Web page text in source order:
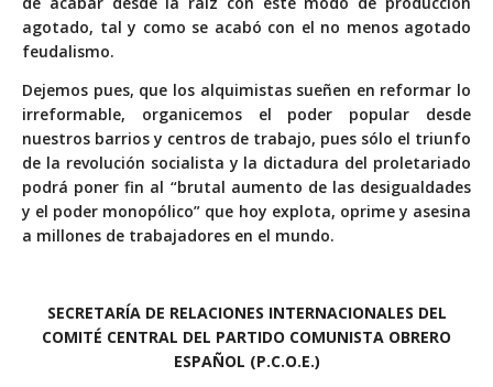
agotado, tal y como se acabó con el no menos agotado
feudalismo.
Dejemos pues, que los alquimistas sueñen en reformar lo
irreformable, organicemos el poder popular desde
nuestros barrios y centros de trabajo, pues sólo el triunfo
de la revolución socialista y la dictadura del proletariado
podrá poner fin al “brutal aumento de las desigualdades
y el poder monopólico” que hoy explota, oprime y asesina
a millones de trabajadores en el mundo.
SECRETARÍA DE RELACIONES INTERNACIONALES DEL
COMITÉ CENTRAL DEL PARTIDO COMUNISTA OBRERO
ESPAÑOL (P.C.O.E.)